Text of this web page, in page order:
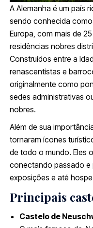
A Alemanha é um país
sendo conhecida
Europa, com mais de
residências nobres
Construídos entre a
renascentistas e
originalmente como
sedes administrativas
nobres.
Além de sua
tornaram ícones
de todo o mundo. Eles
conectando passado e
exposições e até
Principais
Castelo de